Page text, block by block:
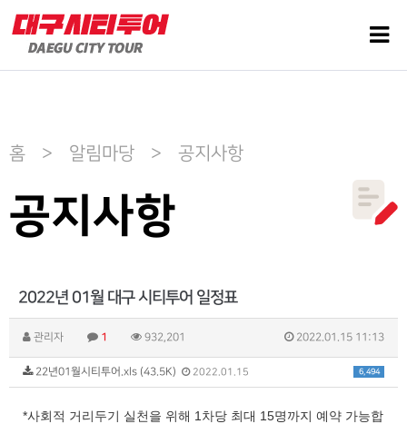
홈 > 알림마당 > 공지사항
공지사항
2022년 01월 대구 시티투어 일정표
관리자 1 932,201 2022.01.15 11:13
6,494
22년01월시티투어.xls (43.5K) 2022.01.15
*사회적 거리두기 실천을 위해 1차당 최대 15명까지 예약 가능합